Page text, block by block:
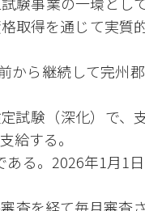
取得を通じて実質
から継続して完州
試験（深化）で
給する。
る。2026年1月1